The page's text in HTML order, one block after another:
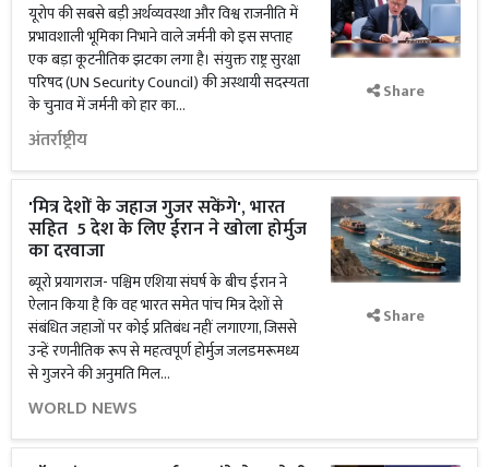
यूरोप की सबसे बड़ी अर्थव्यवस्था और विश्व राजनीति में
प्रभावशाली भूमिका निभाने वाले जर्मनी को इस सप्ताह
एक बड़ा कूटनीतिक झटका लगा है। संयुक्त राष्ट्र सुरक्षा
परिषद (UN Security Council) की अस्थायी सदस्यता
के चुनाव में जर्मनी को हार का...
अंतर्राष्ट्रीय
Share
'मित्र देशों के जहाज गुजर सकेंगे', भारत
सहित 5 देश के लिए ईरान ने खोला होर्मुज
का दरवाजा
ब्यूरो प्रयागराज- पश्चिम एशिया संघर्ष के बीच ईरान ने
ऐलान किया है कि वह भारत समेत पांच मित्र देशों से
संबंधित जहाजों पर कोई प्रतिबंध नहीं लगाएगा, जिससे
उन्हें रणनीतिक रूप से महत्वपूर्ण होर्मुज जलडमरूमध्य
से गुजरने की अनुमति मिल...
WORLD NEWS
Share